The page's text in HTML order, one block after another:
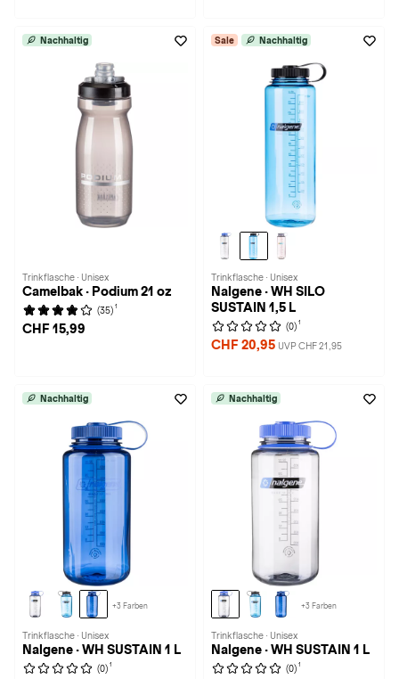
Nachhaltig
Trinkflasche · Unisex
Camelbak · Podium 21 oz
(35) 1
CHF 15,99
Sale Nachhaltig
Trinkflasche · Unisex
Nalgene · WH SILO
SUSTAIN 1,5 L
(0) 1
CHF 20,95 UVP CHF 21,95
Nachhaltig
+3 Farben
Trinkflasche · Unisex
Nalgene · WH SUSTAIN 1 L
(0) 1
Nachhaltig
+3 Farben
Trinkflasche · Unisex
Nalgene · WH SUSTAIN 1 L
(0) 1